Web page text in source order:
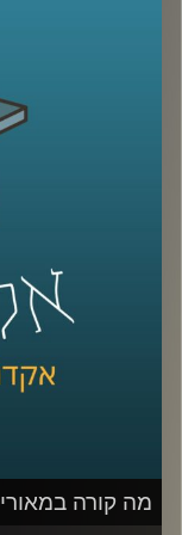
כן, בזמן שאנחנו
בקרב אחר – על
רק
את
שלא נראה מאז 2005.
והנתון הקשה
כדי לדבר על זה
האנשים מאחוריהם,
שאיבדה את בתה
מה קורה